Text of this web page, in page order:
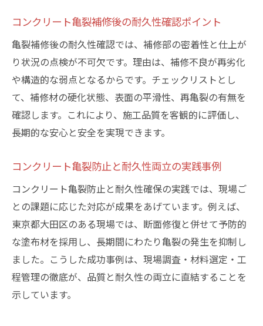
コンクリート亀裂補修後の耐久性確認ポイント
亀裂補修後の耐久性確認では、補修部の密着性と仕上が
り状況の点検が不可欠です。理由は、補修不良が再劣化
や構造的な弱点となるからです。チェックリストとし
て、補修材の硬化状態、表面の平滑性、再亀裂の有無を
確認します。これにより、施工品質を客観的に評価し、
長期的な安心と安全を実現できます。
コンクリート亀裂防止と耐久性両立の実践事例
コンクリート亀裂防止と耐久性確保の実践では、現場ご
との課題に応じた対応が成果をあげています。例えば、
東京都大田区のある現場では、断面修復と併せて予防的
な塗布材を採用し、長期間にわたり亀裂の発生を抑制し
ました。こうした成功事例は、現場調査・材料選定・工
程管理の徹底が、品質と耐久性の両立に直結することを
示しています。